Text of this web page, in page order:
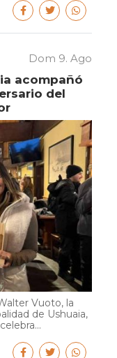
Dom 9. Ago
acompañó
del
Vuoto, la
de Ushuaia,